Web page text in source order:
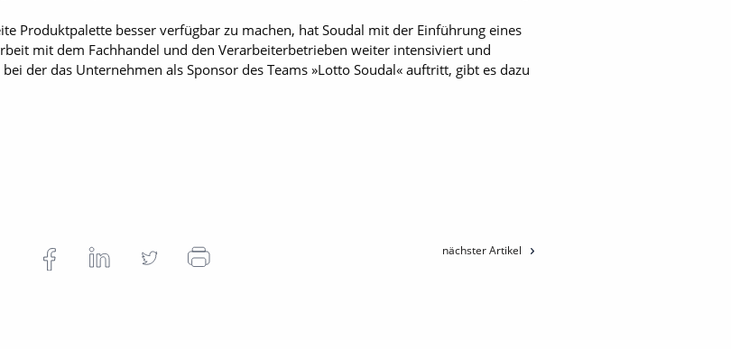
Produktpalette besser verfügbar zu machen, hat Soudal mit der Einführung eines
mit dem Fachhandel und den Verarbeiterbetrieben weiter intensiviert und
der das Unternehmen als Sponsor des Teams »Lotto Soudal« auftritt, gibt es dazu
nächster Artikel